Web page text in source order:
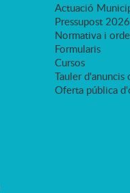
Actuació
Pressupost 2026
Normativa i
Formularis
Cursos
Tauler d'anuncis
Oferta pública